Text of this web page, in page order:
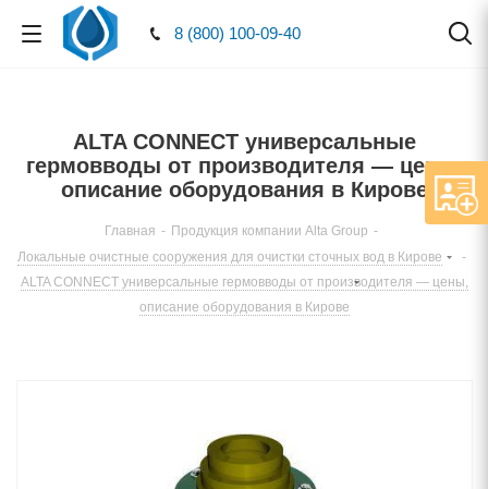
8 (800) 100-09-40
ALTA CONNECT универсальные
гермовводы от производителя — цены,
описание оборудования в Кирове
Главная - Продукция компании Alta Group -
Локальные очистные сооружения для очистки сточных вод в Кирове
-
ALTA CONNECT универсальные гермовводы от производителя — цены,
описание оборудования в Кирове